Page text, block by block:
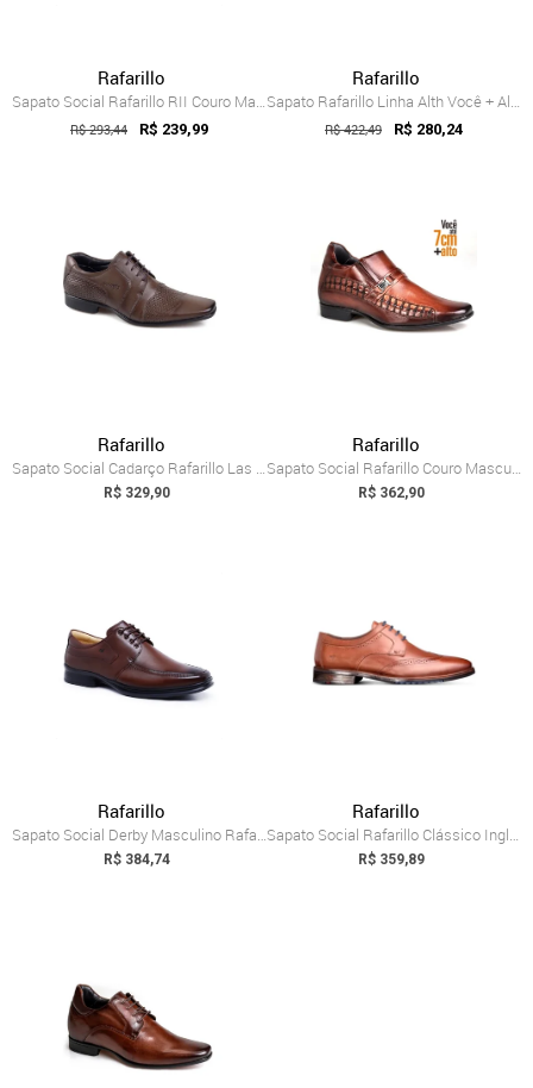
Rafarillo
Sapato Social Rafarillo RII Couro Marrom...
R$ 293,44 R$ 239,99
Rafarillo
Sapato Rafarillo Linha Alth Você + Alto ...
R$ 422,49 R$ 280,24
Rafarillo
Sapato Social Cadarço Rafarillo Las Vega...
R$ 329,90
Rafarillo
Sapato Social Rafarillo Couro Masculino ...
R$ 362,90
Rafarillo
Sapato Social Derby Masculino Rafarillo ...
R$ 384,74
Rafarillo
Sapato Social Rafarillo Clássico Inglês ...
R$ 359,89